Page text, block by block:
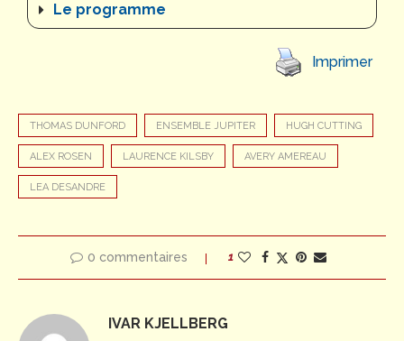
Le programme
Imprimer
THOMAS DUNFORD ENSEMBLE JUPITER HUGH CUTTING
ALEX ROSEN LAURENCE KILSBY AVERY AMEREAU
LEA DESANDRE
0 commentaires 1
IVAR KJELLBERG